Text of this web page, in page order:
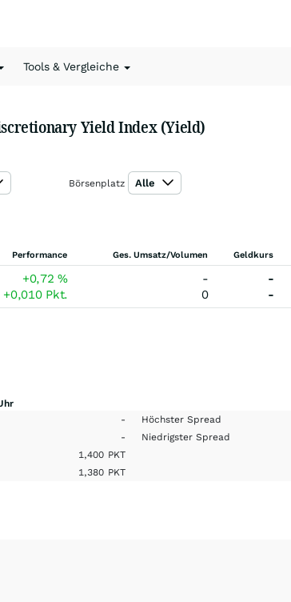
Tools & Vergleiche
Yield Index (Yield)
Börsenplatz Alle
Performance Ges. Umsatz/Volumen Geldkurs
+0,72%
+0,010 Pkt.
-
0
-
-
- Höchster Spread
- Niedrigster Spread
1,400 PKT
1,380 PKT